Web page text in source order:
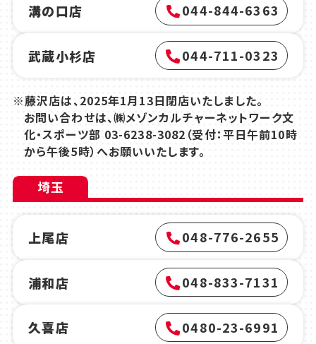
溝の口店 044-844-6363
武蔵小杉店 044-711-0323
※藤沢店は、2025年1月13日閉店いたしました。
お問い合わせは、㈱メゾンカルチャーネットワーク文
化・スポーツ部 03-6238-3082 （受付：平日午前10時
から午後5時）へお願いいたします。
埼玉
上尾店 048-776-2655
浦和店 048-833-7131
久喜店 0480-23-6991